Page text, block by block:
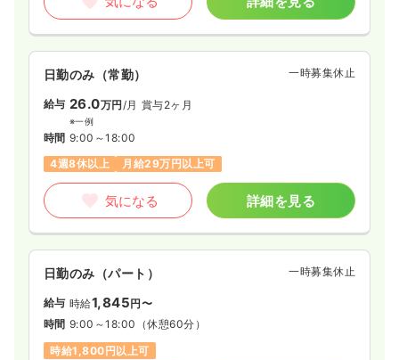
日勤のみ（常勤） 一時募集休止
給与 26.0万円 /月 賞与2ヶ月
※一例
時間 9:00～18:00
4週8休以上
月給29万円以上可
気になる 詳細を見る
日勤のみ（パート） 一時募集休止
給与 時給1,845円〜
時間 9:00～18:00 （休憩60分）
時給1,800円以上可